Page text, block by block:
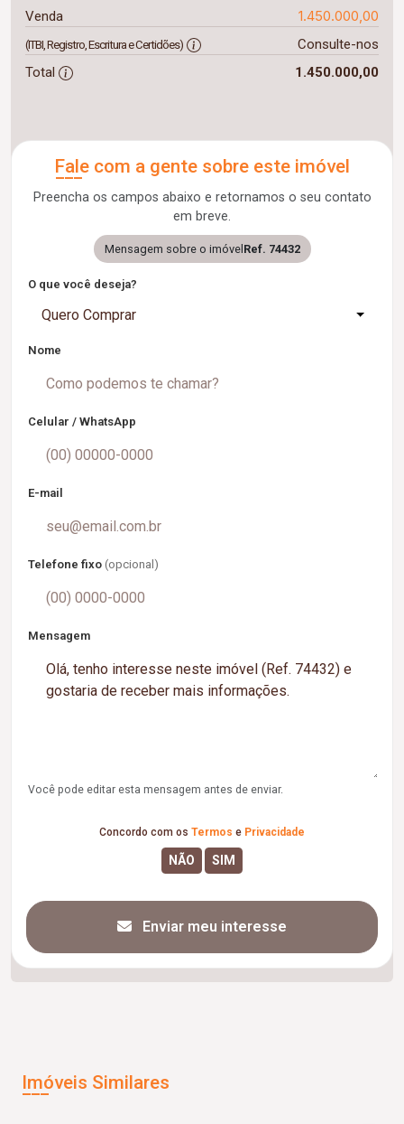
Venda 1.450.000,00
(ITBI, Registro, Escritura e Certidões)
Consulte-nos
Total
1.450.000,00
Fale com a gente sobre este imóvel
Preencha os campos abaixo e retornamos o seu contato
em breve.
Mensagem sobre o imóvel Ref. 74432
O que você deseja?
Quero Comprar
Nome
Celular / WhatsApp
E-mail
Telefone fixo (opcional)
Mensagem
Você pode editar esta mensagem antes de enviar.
Concordo com os Termos e Privacidade
Enviar meu interesse
Imóveis Similares